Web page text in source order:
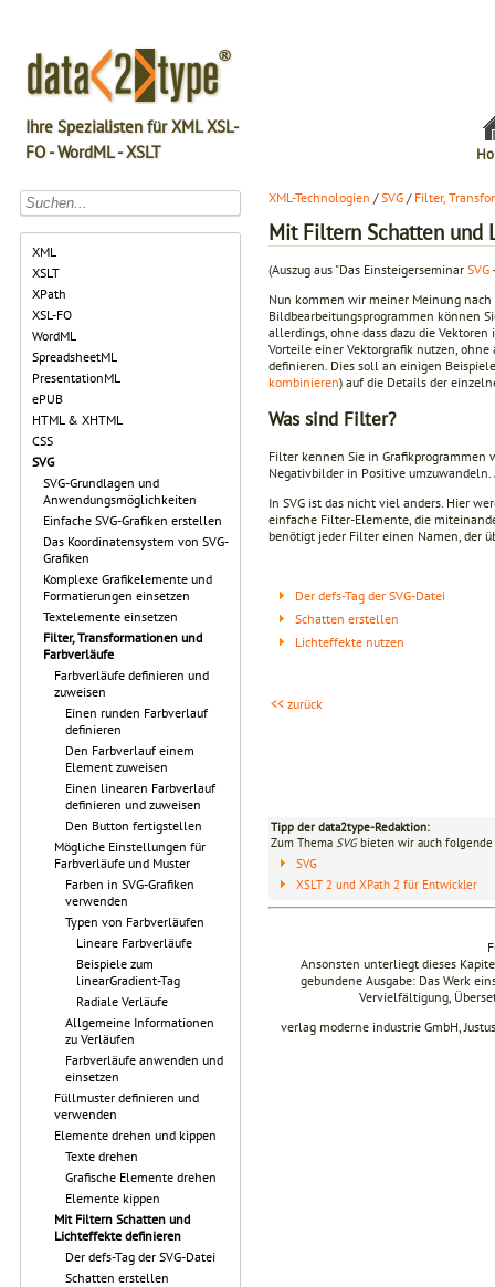
Ihre Spezialisten für XML XSL-
FO - WordML - XSLT
XML
XSLT
XPath
XSL-FO
WordML
SpreadsheetML
PresentationML
ePUB
HTML & XHTML
CSS
SVG
SVG-Grundlagen und
Anwendungsmöglichkeiten
Einfache SVG-Grafiken erstellen
Das Koordinatensystem von SVG-
Grafiken
Komplexe Grafikelemente und
Formatierungen einsetzen
Textelemente einsetzen
Filter, Transformationen und
Farbverläufe
Farbverläufe definieren und
zuweisen
Einen runden Farbverlauf
definieren
Den Farbverlauf einem
Element zuweisen
Einen linearen Farbverlauf
definieren und zuweisen
Den Button fertigstellen
Mögliche Einstellungen für
Farbverläufe und Muster
Farben in SVG-Grafiken
verwenden
Typen von Farbverläufen
Lineare Farbverläufe
Beispiele zum
linearGradient-Tag
Radiale Verläufe
Allgemeine Informationen
zu Verläufen
Farbverläufe anwenden und
einsetzen
Füllmuster definieren und
verwenden
Elemente drehen und kippen
Texte drehen
Grafische Elemente drehen
Elemente kippen
Mit Filtern Schatten und
Lichteffekte definieren
Der defs-Tag der SVG-Datei
Schatten erstellen
XML-Technologien /SVG / Filter,
Mit Filtern Schatten
(Auszug aus "Das Einsteigerseminar SVG
Nun kommen wir meiner Meinung
Bildbearbeitungsprogrammen können
allerdings, ohne dass dazu die
Vorteile einer Vektorgrafik nutzen,
definieren. Dies soll an einigen
kombinieren) auf die Details der
Was sind Filter?
Filter kennen Sie in Grafikprogrammen
Negativbilder in Positive
In SVG ist das nicht viel anders. Hier
einfache Filter-Elemente, die
benötigt jeder Filter einen Namen, der
Der defs-Tag der SVG-Datei
Schatten erstellen
Lichteffekte nutzen
<< zurück
Tipp der data2type-Redaktion:
Zum Thema SVGbieten wir auch folgende
SVG
XSLT 2 und XPath 2 für Entwickler
Ansonsten unterliegt dieses
gebundene Ausgabe: Das Werk
Vervielfältigung,
verlag moderne industrie GmbH,